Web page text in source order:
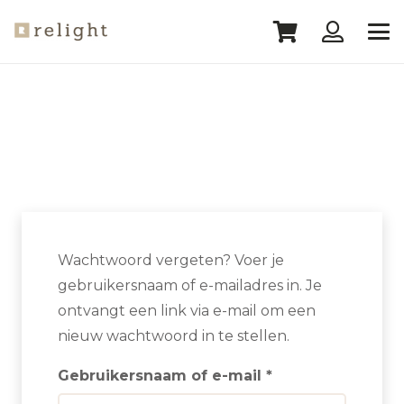
Wachtwoord vergeten? Voer je
gebruikersnaam of e-mailadres in. Je
ontvangt een link via e-mail om een
nieuw wachtwoord in te stellen.
Gebruikersnaam of e-mail *Vereist